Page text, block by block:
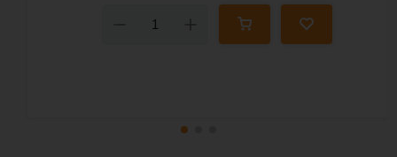
Down